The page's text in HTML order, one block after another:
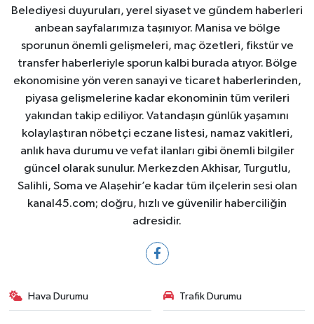
Belediyesi duyuruları, yerel siyaset ve gündem haberleri
anbean sayfalarımıza taşınıyor. Manisa ve bölge
sporunun önemli gelişmeleri, maç özetleri, fikstür ve
transfer haberleriyle sporun kalbi burada atıyor. Bölge
ekonomisine yön veren sanayi ve ticaret haberlerinden,
piyasa gelişmelerine kadar ekonominin tüm verileri
yakından takip ediliyor. Vatandaşın günlük yaşamını
kolaylaştıran nöbetçi eczane listesi, namaz vakitleri,
anlık hava durumu ve vefat ilanları gibi önemli bilgiler
güncel olarak sunulur. Merkezden Akhisar, Turgutlu,
Salihli, Soma ve Alaşehir’e kadar tüm ilçelerin sesi olan
kanal45.com; doğru, hızlı ve güvenilir haberciliğin
adresidir.
Hava Durumu Trafik Durumu